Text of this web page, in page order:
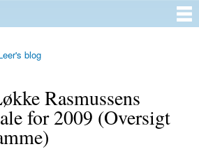
blog
Rasmussens
for 2009 (Oversigt